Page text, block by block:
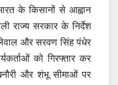
के किसानों से आह्वान
राज्य सरकार के निर्देश
और सरवण सिंह पंधेर
को गिरफ्तार कर
और शंभू सीमाओं पर